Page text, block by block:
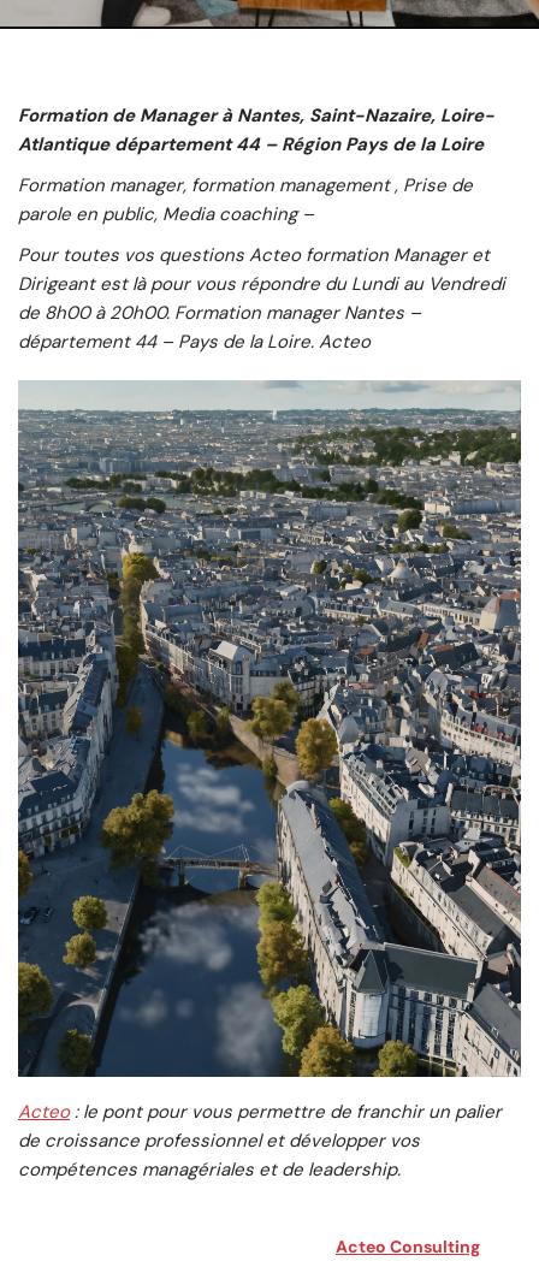
Formation de Manager à Nantes, Saint-Nazaire, Loire-
Atlantique département 44 – Région Pays de la Loire
Formation manager, formation management, Prise de
parole en public, Media coaching –
Pour toutes vos questions Acteo formation Manager et
Dirigeant est là pour vous répondre du Lundi au Vendredi
de 8h00 à 20h00. Formation manager Nantes –
département 44 – Pays de la Loire. Acteo
Acteo: le pont pour vous permettre de franchir un palier
de croissance professionnel et développer vos
compétences managériales et de leadership.
Acteo Consulting